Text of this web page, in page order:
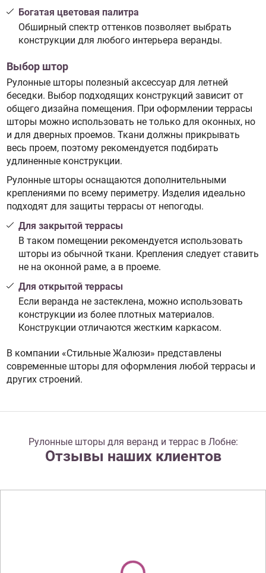
Богатая цветовая палитра
Обширный спектр оттенков позволяет выбрать
конструкции для любого интерьера веранды.
Выбор штор
Рулонные шторы полезный аксессуар для летней
беседки. Выбор подходящих конструкций зависит от
общего дизайна помещения. При оформлении террасы
шторы можно использовать не только для оконных, но
и для дверных проемов. Ткани должны прикрывать
весь проем, поэтому рекомендуется подбирать
удлиненные конструкции.
Рулонные шторы оснащаются дополнительными
креплениями по всему периметру. Изделия идеально
подходят для защиты террасы от непогоды.
Для закрытой террасы
В таком помещении рекомендуется использовать
шторы из обычной ткани. Крепления следует ставить
не на оконной раме, а в проеме.
Для открытой террасы
Если веранда не застеклена, можно использовать
конструкции из более плотных материалов.
Конструкции отличаются жестким каркасом.
В компании «Стильные Жалюзи» представлены
современные шторы для оформления любой террасы и
других строений.
Рулонные шторы для веранд и террас в Лобне:
Отзывы наших клиентов